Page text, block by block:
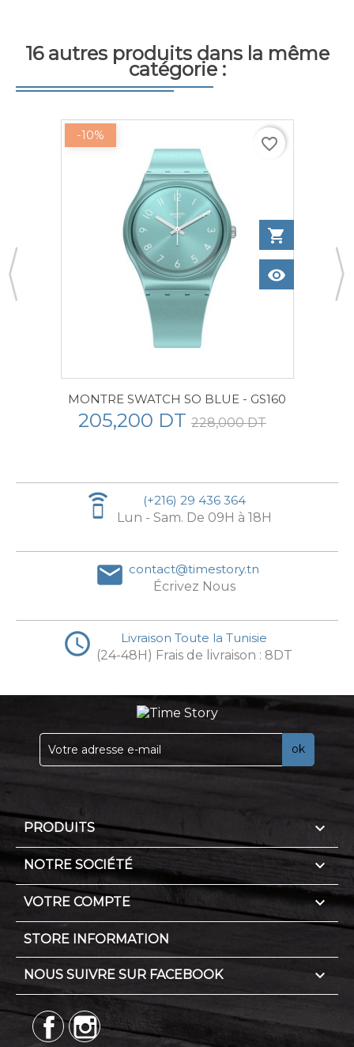
16 autres produits dans la même
catégorie :
-10%
MONTRE SWATCH SO BLUE - GS160
205,200 DT 228,000 DT
shopping_cart
visibility
favorite_border
speaker_phone
(+216) 29 436 364
Lun - Sam. De 09H à 18H
email contact@timestory.tn
Écrivez Nous
access_time
Livraison Toute la Tunisie
(24-48H) Frais de livraison : 8DT
PRODUITS 
NOTRE SOCIÉTÉ 
VOTRE COMPTE 
STORE INFORMATION
NOUS SUIVRE SUR FACEBOOK 